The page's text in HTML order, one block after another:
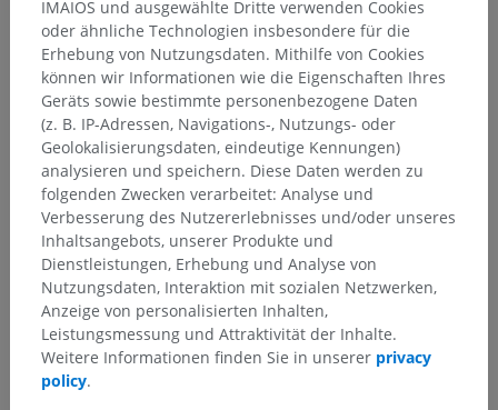
IMAIOS und ausgewählte Dritte verwenden Cookies
oder ähnliche Technologien insbesondere für die
Erhebung von Nutzungsdaten. Mithilfe von Cookies
können wir Informationen wie die Eigenschaften Ihres
Geräts sowie bestimmte personenbezogene Daten
(z. B. IP-Adressen, Navigations-, Nutzungs- oder
Geolokalisierungsdaten, eindeutige Kennungen)
analysieren und speichern. Diese Daten werden zu
folgenden Zwecken verarbeitet: Analyse und
Verbesserung des Nutzererlebnisses und/oder unseres
Inhaltsangebots, unserer Produkte und
Dienstleistungen, Erhebung und Analyse von
Nutzungsdaten, Interaktion mit sozialen Netzwerken,
Anzeige von personalisierten Inhalten,
Leistungsmessung und Attraktivität der Inhalte.
Weitere Informationen finden Sie in unserer privacy
policy.